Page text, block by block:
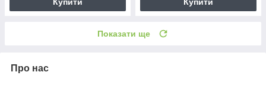
Показати ще
Про нас